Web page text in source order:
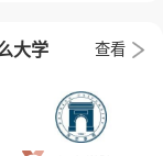
大学 查看